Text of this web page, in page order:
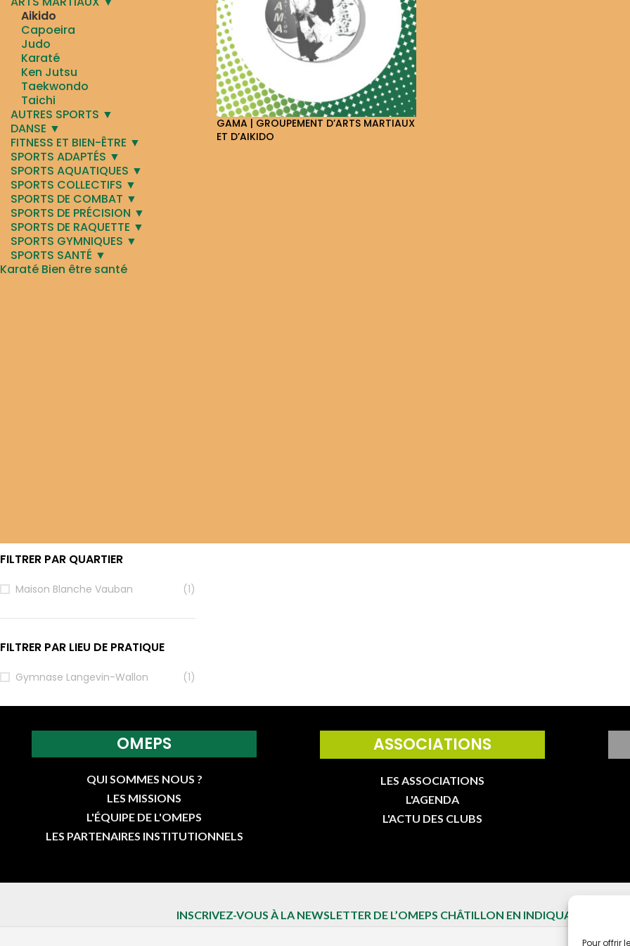
Pour offrir
Aikido
Capoeira
Judo
Karaté
Ken Jutsu
Taekwondo
Taichi
AUTRES SPORTS ▼
DANSE ▼
FITNESS ET BIEN-ÊTRE ▼
SPORTS ADAPTÉS ▼
SPORTS AQUATIQUES ▼
SPORTS COLLECTIFS ▼
SPORTS DE COMBAT ▼
SPORTS DE PRÉCISION ▼
SPORTS DE RAQUETTE ▼
SPORTS GYMNIQUES ▼
SPORTS SANTÉ ▼
Karaté Bien être santé
FILTRER PAR QUARTIER
Maison Blanche Vauban (1)
FILTRER PAR LIEU DE PRATIQUE
Gymnase Langevin-Wallon (1)
GAMA | GROUPEMENT D’ARTS MARTIAUX
ET D’AIKIDO
OMEPS
QUI SOMMES NOUS ?
LES MISSIONS
L'ÉQUIPE DE L'OMEPS
LES PARTENAIRES INSTITUTIONNELS
ASSOCIATIONS
LES ASSOCIATIONS
L'AGENDA
L'ACTU DES CLUBS
INSCRIVEZ-VOUS À LA NEWSLETTER DE L’OMEPS CHÂTILLON EN INDIQUANT VOTRE